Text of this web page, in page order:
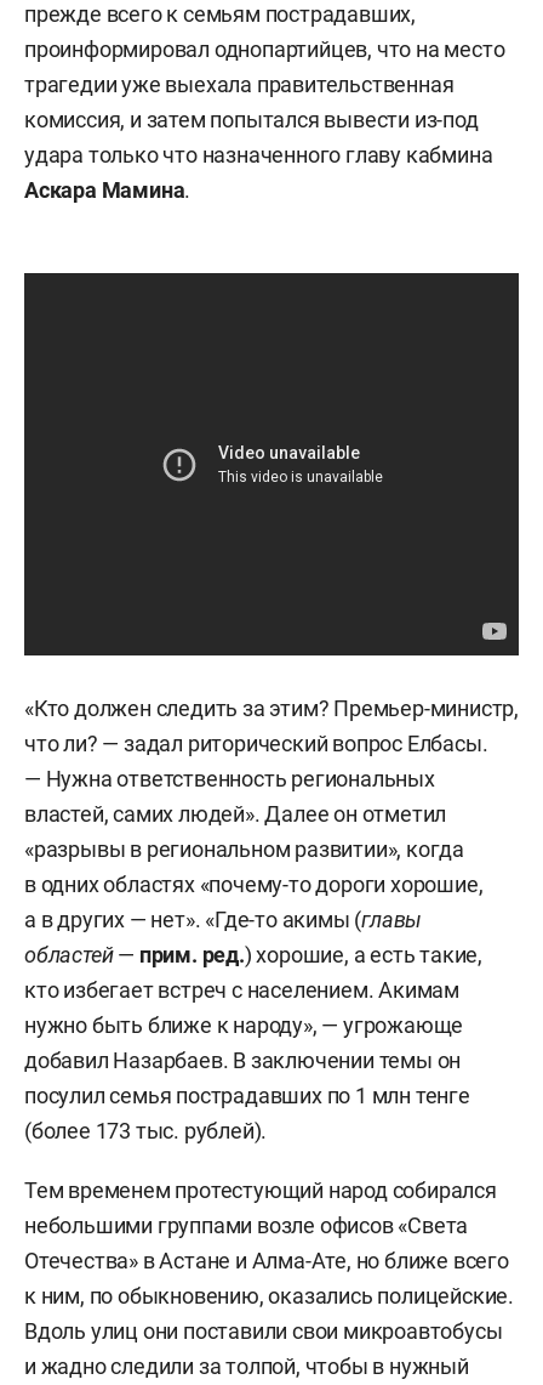
прежде всего к семьям пострадавших,
проинформировал однопартийцев, что на место
трагедии уже выехала правительственная
комиссия, и затем попытался вывести из-под
удара только что назначенного главу кабмина
Аскара Мамина.
«Кто должен следить за этим? Премьер-министр,
что ли? — задал риторический вопрос Елбасы.
— Нужна ответственность региональных
властей, самих людей». Далее он отметил
«разрывы в региональном развитии», когда
в одних областях «почему-то дороги хорошие,
а в других — нет». «Где-то акимы (главы
областей— прим. ред.) хорошие, а есть такие,
кто избегает встреч с населением. Акимам
нужно быть ближе к народу», — угрожающе
добавил Назарбаев. В заключении темы он
посулил семья пострадавших по 1 млн тенге
(более 173 тыс. рублей).
Тем временем протестующий народ собирался
небольшими группами возле офисов «Света
Отечества» в Астане и Алма-Ате, но ближе всего
к ним, по обыкновению, оказались полицейские.
Вдоль улиц они поставили свои микроавтобусы
и жадно следили за толпой, чтобы в нужный